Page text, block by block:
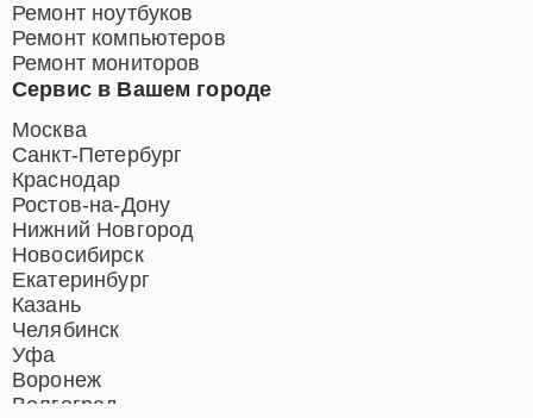
Сервис в Вашем городе
Москва
Санкт-Петербург
Краснодар
Ростов-на-Дону
Нижний Новгород
Новосибирск
Екатеринбург
Казань
Челябинск
Уфа
Воронеж
Волгоград
Ремонт ноутбуков
Ремонт компьютеров
Ремонт мониторов